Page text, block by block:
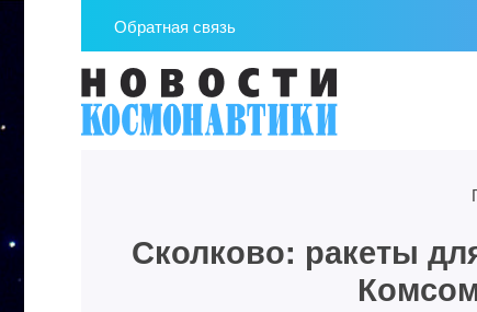
Обратная связь
Сколково: ракеты